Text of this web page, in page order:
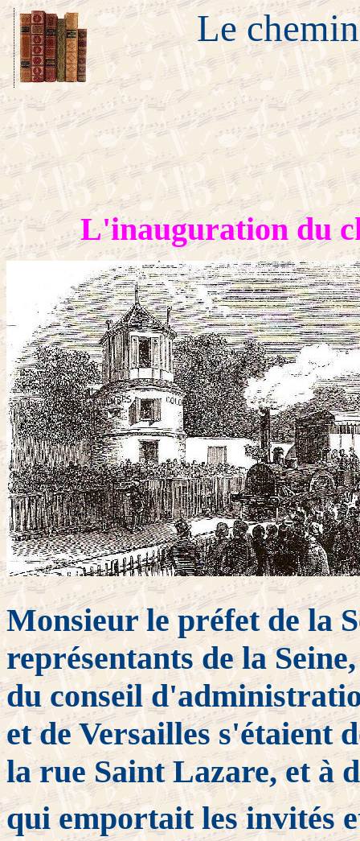
Le
L'inauguration du
Monsieur le préfet de la
représentants de la
du conseil
et de Versailles s'étaient
la rue Saint Lazare, et à
qui emportait les invités